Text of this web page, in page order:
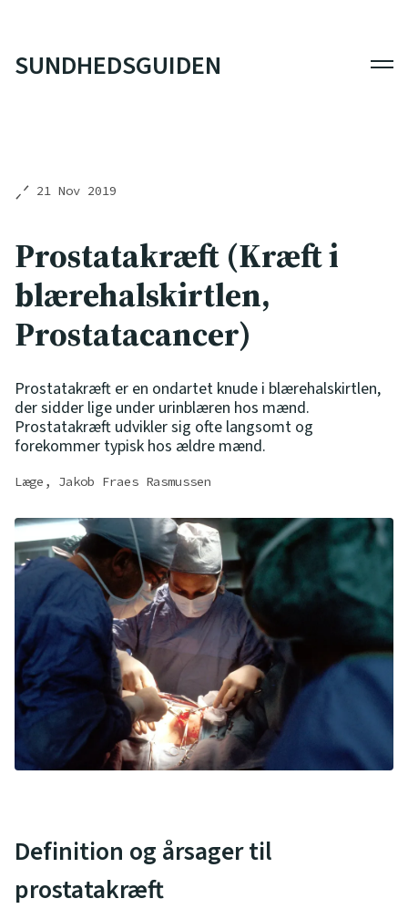
SUNDHEDSGUIDEN
21 Nov 2019
Prostatakræft (Kræft i
blærehalskirtlen,
Prostatacancer)
Prostatakræft er en ondartet knude i blærehalskirtlen,
der sidder lige under urinblæren hos mænd.
Prostatakræft udvikler sig ofte langsomt og
forekommer typisk hos ældre mænd.
Læge, Jakob Fraes Rasmussen
Definition og årsager til
prostatakræft